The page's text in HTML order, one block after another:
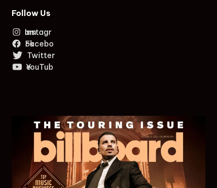
Follow Us
Instagram
Facebook
Twitter
YouTube